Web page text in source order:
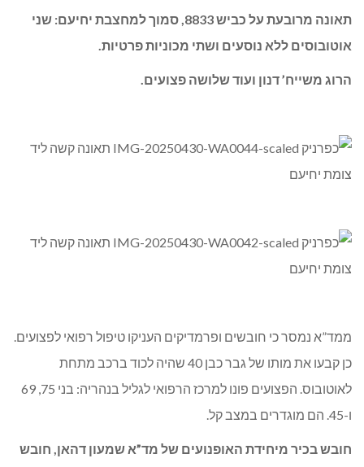
ממד”א נמסר כי חובשים ופרמדיקים העניקו טיפול רפואי לפצועים.
חובש בכיר מיחידת האופנועים של מד”א שמעון דהאן, חובש
בכיר במד”א שאוקי חדאד ופראמדיקית מד”א זר הירשפלד
לאחד האוטובוסים נלכד רכב פרטי כשבתוכו נהג. לאחר חילוץ
ממושך הוציאו גבר כבן 40 כשהוא מחוסר הכרה, ללא נשימה וללא
דופק עם חבלה רב מערכתית קשה. ביצענו בדיקות רפואיות
מחבלות. הענקנו להם טיפול רפואי ראשוני ופינינו אותם להמשך